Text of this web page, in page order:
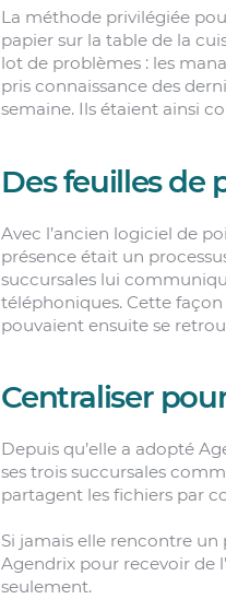
La méthode privilégiée
papier sur la table de la
lot de problèmes : les
pris connaissance des
semaine. Ils étaient ainsi
Des feuilles de
Avec l’ancien logiciel de
présence était un
succursales lui
téléphoniques. Cette
pouvaient ensuite se
Centraliser
Depuis qu’elle a adopté
ses trois succursales
partagent les fichiers par
Si jamais elle rencontre
Agendrix pour recevoir de
seulement.